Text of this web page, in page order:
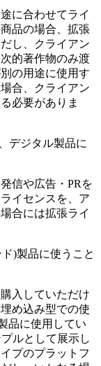
に合わせてライ
品の場合、拡張
し、クライアン
的著作物のみ渡
の用途に使用す
合、クライアン
必要がありま
デジタル製品に
信や広告・PRを
イセンスを、ア
合には拡張ライ
)製品に使うこと
入していただけ
め込み型での使
品に使用してい
ルとして展示し
プのプラットフ